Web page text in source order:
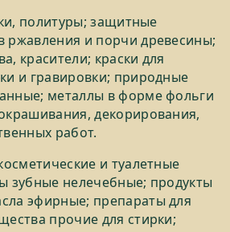
политуры; защитные
ржавления и порчи древесины;
красители; краски для
и гравировки; природные
металлы в форме фольги
декорирования,
работ.
и туалетные
зубные нелечебные; продукты
эфирные; препараты для
прочие для стирки;